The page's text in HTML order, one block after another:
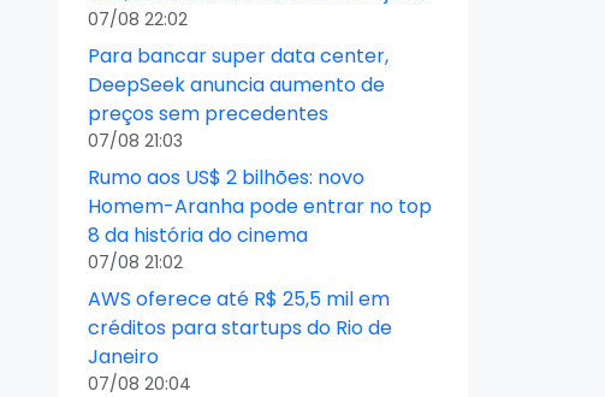
07/08 22:02
Para bancar super data center,
DeepSeek anuncia aumento de
preços sem precedentes
07/08 21:03
Rumo aos US$ 2 bilhões: novo
Homem-Aranha pode entrar no top
8 da história do cinema
07/08 21:02
AWS oferece até R$ 25,5 mil em
créditos para startups do Rio de
Janeiro
07/08 20:04